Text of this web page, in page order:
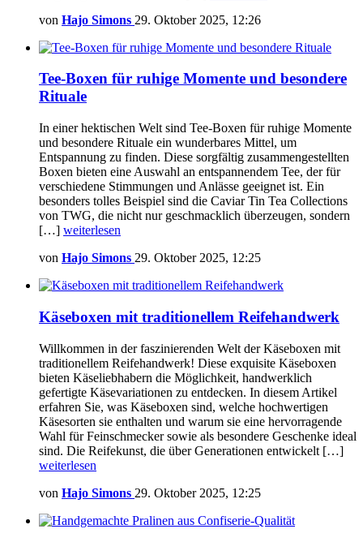
von Hajo Simons 29. Oktober 2025, 12:26
Tee-Boxen für ruhige Momente und besondere
Rituale
In einer hektischen Welt sind Tee-Boxen für ruhige Momente
und besondere Rituale ein wunderbares Mittel, um
Entspannung zu finden. Diese sorgfältig zusammengestellten
Boxen bieten eine Auswahl an entspannendem Tee, der für
verschiedene Stimmungen und Anlässe geeignet ist. Ein
besonders tolles Beispiel sind die Caviar Tin Tea Collections
von TWG, die nicht nur geschmacklich überzeugen, sondern
[…] weiterlesen
von Hajo Simons 29. Oktober 2025, 12:25
Käseboxen mit traditionellem Reifehandwerk
Willkommen in der faszinierenden Welt der Käseboxen mit
traditionellem Reifehandwerk! Diese exquisite Käseboxen
bieten Käseliebhabern die Möglichkeit, handwerklich
gefertigte Käsevariationen zu entdecken. In diesem Artikel
erfahren Sie, was Käseboxen sind, welche hochwertigen
Käsesorten sie enthalten und warum sie eine hervorragende
Wahl für Feinschmecker sowie als besondere Geschenke ideal
sind. Die Reifekunst, die über Generationen entwickelt […]
weiterlesen
von Hajo Simons 29. Oktober 2025, 12:25